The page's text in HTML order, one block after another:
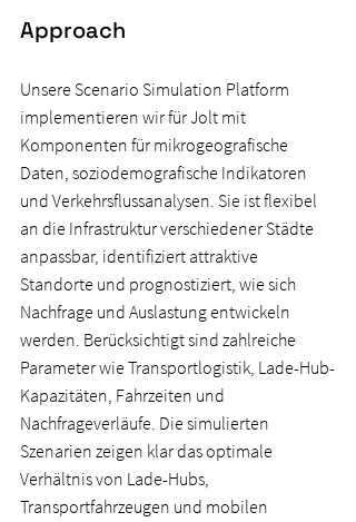
Approach
Unsere Scenario Simulation Platform
implementieren wir für Jolt mit
Komponenten für mikrogeografische
Daten, soziodemografische Indikatoren
und Verkehrsflussanalysen. Sie ist flexibel
an die Infrastruktur verschiedener Städte
anpassbar, identifiziert attraktive
Standorte und prognostiziert, wie sich
Nachfrage und Auslastung entwickeln
werden. Berücksichtigt sind zahlreiche
Parameter wie Transportlogistik, Lade-Hub-
Kapazitäten, Fahrzeiten und
Nachfrageverläufe. Die simulierten
Szenarien zeigen klar das optimale
Verhältnis von Lade-Hubs,
Transportfahrzeugen und mobilen